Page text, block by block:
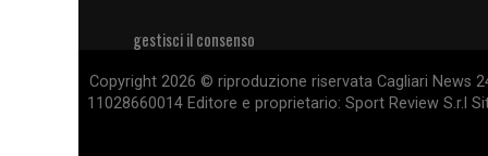
gestisci il consenso
Copyright 2026 © riproduzione riservata Cagliari News
11028660014 Editore e proprietario: Sport Review S.r.l